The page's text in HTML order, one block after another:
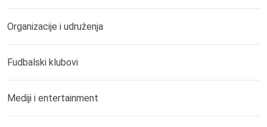
Organizacije i udruženja
Fudbalski klubovi
Mediji i entertainment